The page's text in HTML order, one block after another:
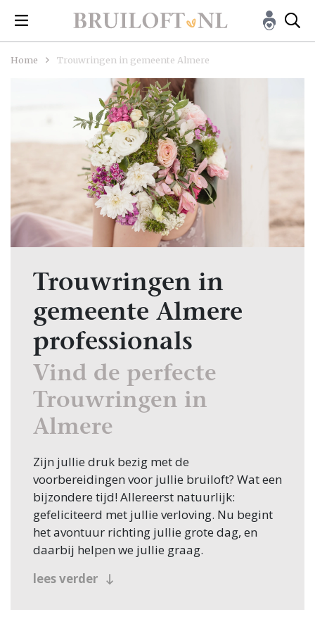
Home Trouwringen in gemeente Almere
Trouwringen in
gemeente Almere
professionals
Vind de perfecte
Trouwringen in
Almere
Zijn jullie druk bezig met de
voorbereidingen voor jullie bruiloft? Wat een
bijzondere tijd! Allereerst natuurlijk:
gefeliciteerd met jullie verloving. Nu begint
het avontuur richting jullie grote dag, en
daarbij helpen we jullie graag.
Een van de eerste stappen in de planning is
lees verder